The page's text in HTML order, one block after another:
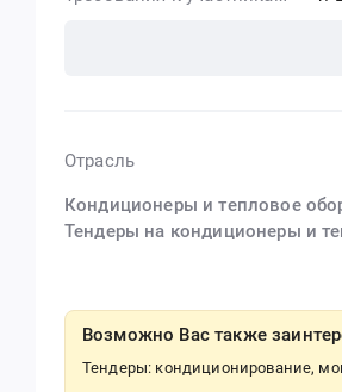
Отрасль
Кондиционеры и тепловое
Тендеры на кондиционеры и
Возможно Вас также
Тендеры: кондиционирование,